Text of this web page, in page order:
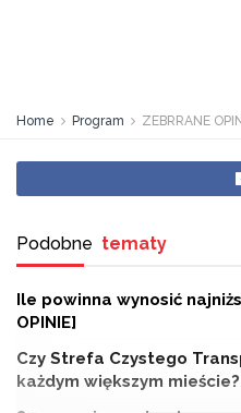
Home Program ZEBRRANE
Podobne tematy
Ile powinna wynosić
OPINIE]
Czy Strefa Czystego
każdym większym mieście?